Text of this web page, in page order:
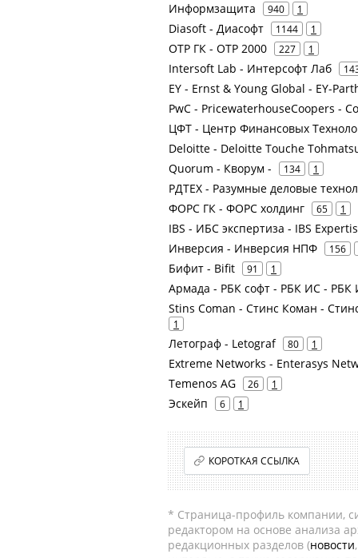
Информзащита
940 1
Diasoft - Диасофт 1144 1
ОТР ГК - ОТР 2000 227 1
Intersoft Lab - Интерсофт Лаб
EY - Ernst & Young Global - EY-
PwC - PricewaterhouseCoopers -
ЦФТ - Центр Финансовых
Deloitte - Deloitte Touche
Quorum - Кворум -
134 1
РДТЕХ - Разумные деловые
ФОРС ГК - ФОРС холдинг
65 1
IBS - ИБС экспертиза - IBS
Инверсия - Инверсия НПФ
156
Бифит - Bifit 91 1
Армада - РБК софт - РБК ИС -
Stins Coman - Стинс Коман -
1
Летограф - Letograf 80 1
Extreme Networks - Enterasys
Temenos AG
26 1
Эскейп 6 1
КОРОТКАЯ ССЫЛКА
* Страница-профиль компании,
редактором на основе анализа
редакционных разделов (новости